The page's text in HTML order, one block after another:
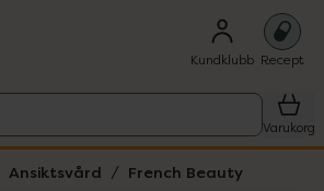
Kundklubb Recept
Varukorg
Ansiktsvård French Beauty